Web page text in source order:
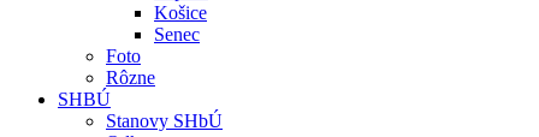
Košice
Senec
Foto
Rôzne
SHBÚ
Stanovy SHbÚ